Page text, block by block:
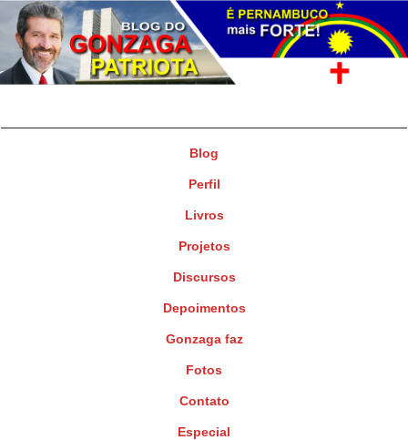
Blog
Perfil
Livros
Projetos
Discursos
Depoimentos
Gonzaga faz
Fotos
Contato
Especial